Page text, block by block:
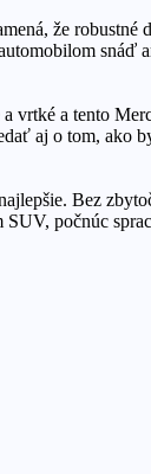
že
snáď
a tento
aj o tom,
Bez
počnúc